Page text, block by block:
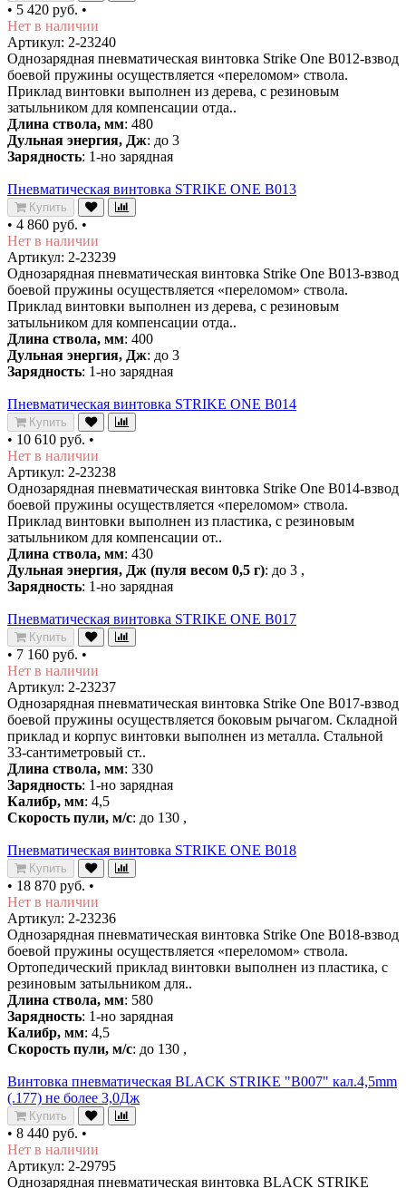
• 5 420 руб. •
Нет в наличии
Артикул: 2-23240
Однозарядная пневматическая винтовка Strike One B012-взвод
боевой пружины осуществляется «переломом» ствола.
Приклад винтовки выполнен из дерева, с резиновым
затыльником для компенсации отда..
Длина ствола, мм: 480
Дульная энергия, Дж: до 3
Зарядность: 1-но зарядная
Пневматическая винтовка STRIKE ONE B013
Купить
• 4 860 руб. •
Нет в наличии
Артикул: 2-23239
Однозарядная пневматическая винтовка Strike One B013-взвод
боевой пружины осуществляется «переломом» ствола.
Приклад винтовки выполнен из дерева, с резиновым
затыльником для компенсации отда..
Длина ствола, мм: 400
Дульная энергия, Дж: до 3
Зарядность: 1-но зарядная
Пневматическая винтовка STRIKE ONE B014
Купить
• 10 610 руб. •
Нет в наличии
Артикул: 2-23238
Однозарядная пневматическая винтовка Strike One B014-взвод
боевой пружины осуществляется «переломом» ствола.
Приклад винтовки выполнен из пластика, с резиновым
затыльником для компенсации от..
Длина ствола, мм: 430
Дульная энергия, Дж (пуля весом 0,5 г): до 3 ,
Зарядность: 1-но зарядная
Пневматическая винтовка STRIKE ONE B017
Купить
• 7 160 руб. •
Нет в наличии
Артикул: 2-23237
Однозарядная пневматическая винтовка Strike One B017-взвод
боевой пружины осуществляется боковым рычагом. Складной
приклад и корпус винтовки выполнен из металла. Стальной
33-сантиметровый ст..
Длина ствола, мм: 330
Зарядность: 1-но зарядная
Калибр, мм: 4,5
Скорость пули, м/с: до 130 ,
Пневматическая винтовка STRIKE ONE B018
Купить
• 18 870 руб. •
Нет в наличии
Артикул: 2-23236
Однозарядная пневматическая винтовка Strike One B018-взвод
боевой пружины осуществляется «переломом» ствола.
Ортопедический приклад винтовки выполнен из пластика, с
резиновым затыльником для..
Длина ствола, мм: 580
Зарядность: 1-но зарядная
Калибр, мм: 4,5
Скорость пули, м/с: до 130 ,
Винтовка пневматическая BLACK STRIKE "B007" кал.4,5mm
(.177) не более 3,0Дж
Купить
• 8 440 руб. •
Нет в наличии
Артикул: 2-29795
Однозарядная пневматическая винтовка BLACK STRIKE